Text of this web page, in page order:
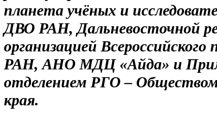
планета учёных и
ДВО РАН, Дальневосточной
организацией
РАН, АНО МДЦ «Айда» и
отделением РГО – Обществом
края.